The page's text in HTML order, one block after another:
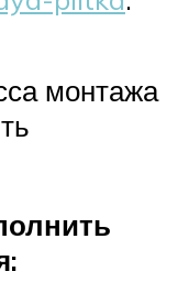
монтажа